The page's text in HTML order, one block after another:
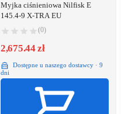
Myjka ciśnieniowa Nilfisk E
145.4-9 X-TRA EU
(0)
2,675.44 zł
Dostępne u naszego dostawcy · 9
dni